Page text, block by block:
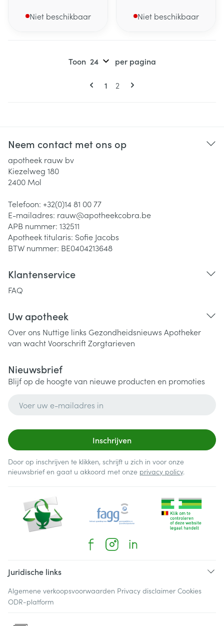
Niet beschikbaar Niet beschikbaar
Pagina's
U lees momenteel pagina
1 Pagina
2
Toon per pagina
Neem contact met ons op
apotheek rauw bv
Kiezelweg 180
2400 Mol
Telefoon: +32(0)14 81 00 77
E-mailadres: rauw@apotheekcobra.be
APB nummer: 132511
Apotheek titularis: Sofie Jacobs
BTW nummer: BE0404213648
Klantenservice
FAQ
Uw apotheek
Over ons Nuttige links Gezondheidsnieuws Apotheker
van wachtVoorschriftZorgtarieven
Nieuwsbrief
Blijf op de hoogte van nieuwe producten en promoties
Inschrijven
Door op inschrijven te klikken, schrijft u zich in voor onze
nieuwsbrief en gaat u akkoord met onze privacy policy.
Juridische links
Algemene verkoopsvoorwaarden Privacy disclaimer Cookies
ODR-platform